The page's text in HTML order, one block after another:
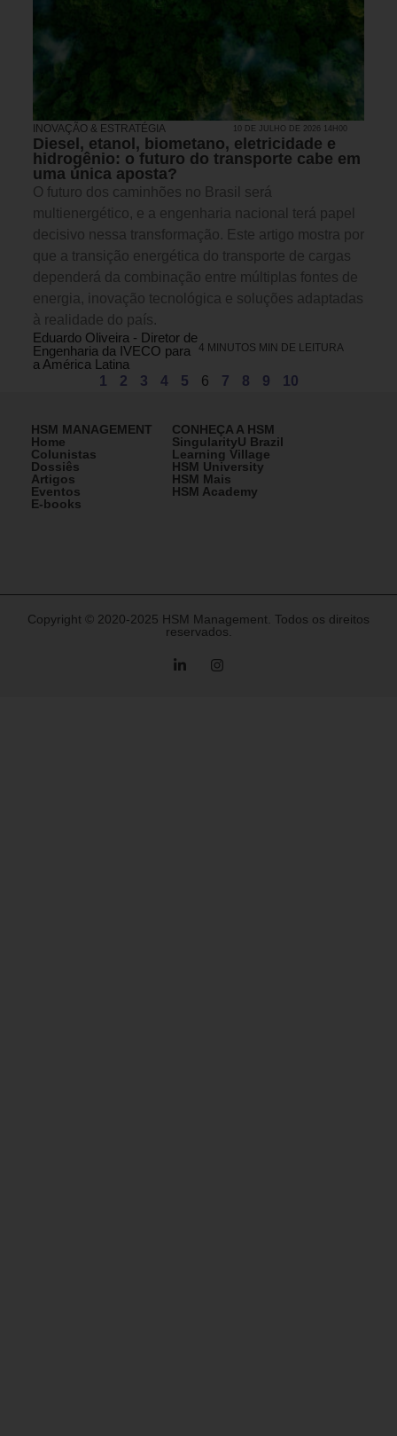
INOVAÇÃO & ESTRATÉGIA 10 DE JULHO DE 2026 14H00
Diesel, etanol, biometano, eletricidade e
hidrogênio: o futuro do transporte cabe em
uma única aposta?
O futuro dos caminhões no Brasil será
multienergético, e a engenharia nacional terá papel
decisivo nessa transformação. Este artigo mostra por
que a transição energética do transporte de cargas
dependerá da combinação entre múltiplas fontes de
energia, inovação tecnológica e soluções adaptadas
à realidade do país.
Eduardo Oliveira - Diretor de
Engenharia da IVECO para
a América Latina
4 MINUTOS MIN DE LEITURA
1 2 3 4 5 6 7 8 9 10
HSM MANAGEMENT
Home
Colunistas
Dossiês
Artigos
Eventos
E-books
CONHEÇA A HSM
SingularityU Brazil
Learning Village
HSM University
HSM Mais
HSM Academy
Copyright © 2020-2025 HSM Management. Todos os direitos
reservados.